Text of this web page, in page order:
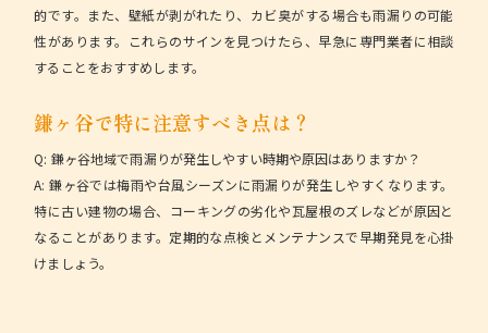
的です。また、壁紙が剥がれたり、カビ臭がする場合も雨漏りの可能
性があります。これらのサインを見つけたら、早急に専門業者に相談
することをおすすめします。
鎌ヶ谷で特に注意すべき点は？
Q: 鎌ヶ谷地域で雨漏りが発生しやすい時期や原因はありますか？
A: 鎌ヶ谷では梅雨や台風シーズンに雨漏りが発生しやすくなります。
特に古い建物の場合、コーキングの劣化や瓦屋根のズレなどが原因と
なることがあります。定期的な点検とメンテナンスで早期発見を心掛
けましょう。